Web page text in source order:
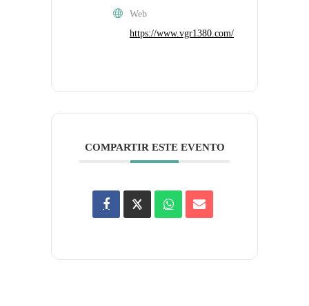
Web
https://www.vgr1380.com/
COMPARTIR ESTE EVENTO